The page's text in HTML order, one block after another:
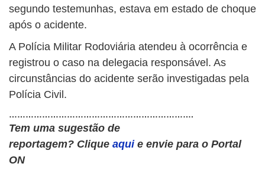
segundo testemunhas, estava em estado de choque
após o acidente.
A Polícia Militar Rodoviária atendeu à ocorrência e
registrou o caso na delegacia responsável. As
circunstâncias do acidente serão investigadas pela
Polícia Civil.
………………………………………………………….
Tem uma sugestão de
reportagem? Clique aqui e envie para o Portal
ON